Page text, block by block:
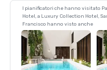
I pianificatori che hanno visitato
Hotel, a Luxury Collection Hotel,
Francisco hanno visto anche